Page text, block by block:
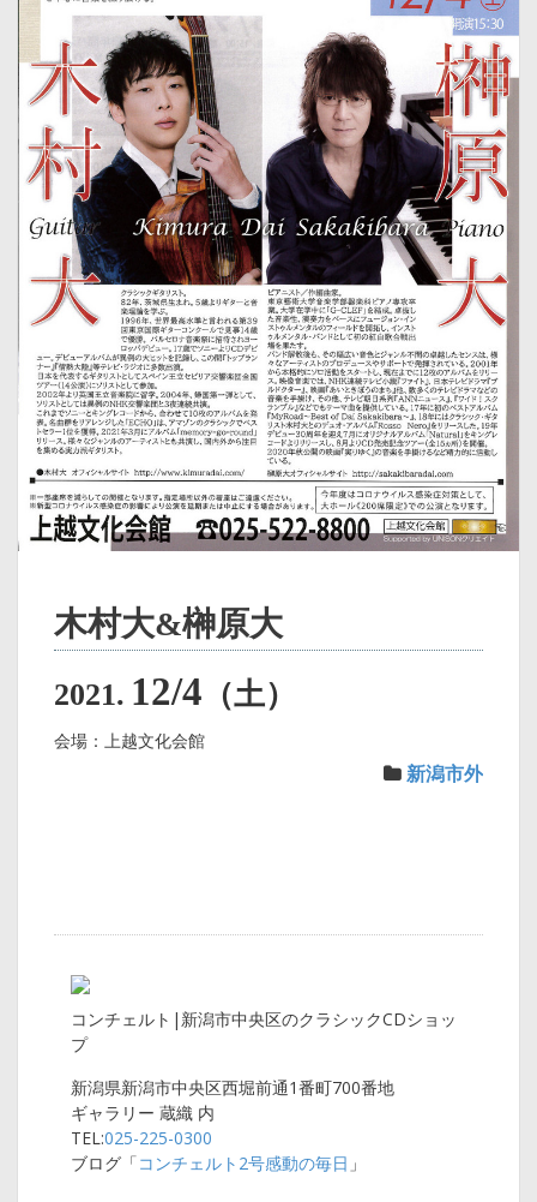
木村大&榊原大
2021. 12/4 （土）
会場：上越文化会館
新潟市外
コンチェルト|新潟市中央区のクラシックCDショッ
プ
新潟県新潟市中央区西堀前通1番町700番地
ギャラリー 蔵織 内
TEL:025-225-0300
ブログ「コンチェルト2号感動の毎日 」